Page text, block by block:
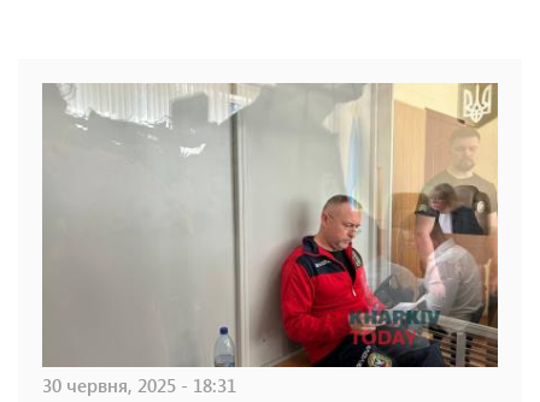
30 червня, 2025 - 18:31